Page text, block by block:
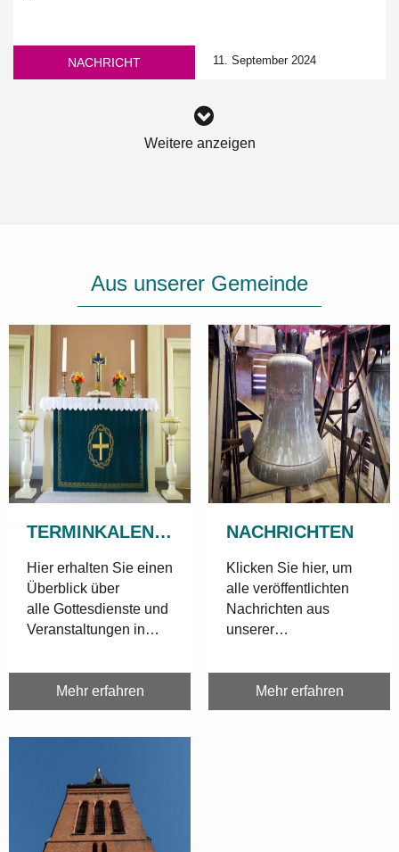
NACHRICHT 11. September 2024
Weitere anzeigen
Aus unserer Gemeinde
TERMINKALENDER
Hier erhalten Sie einen
Überblick über
alle Gottesdienste und
Veranstaltungen in
Kirchengemeinde.
Mehr erfahren
NACHRICHTEN
Klicken Sie hier, um
alle veröffentlichten
Nachrichten aus
unserer
abzurufen.
Mehr erfahren